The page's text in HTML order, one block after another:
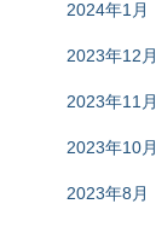
2024年1月
2023年12月
2023年11月
2023年10月
2023年8月